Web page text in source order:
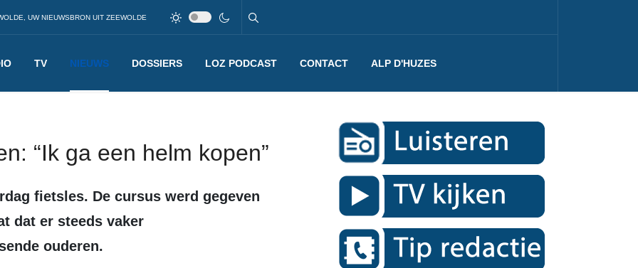
UW NIEUWSBRON UIT ZEEWOLDE
TV NIEUWS DOSSIERS LOZ PODCAST CONTACT ALP D'HUZES
“Ik ga een helm kopen”
dat er steeds vaker
ouderen.